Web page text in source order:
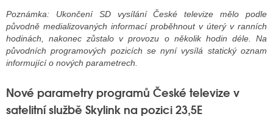
VYSÍLAČE
INTERNET
RÁDIA
Poznámka: Ukončení SD vysílání České televize mělo podle
původně medializovaných informací proběhnout v úterý v ranních
hodinách, nakonec zůstalo v provozu o několik hodin déle. Na
původních programových pozicích se nyní vysílá statický oznam
informující o nových parametrech.
Nové parametry programů České televize v
satelitní službě Skylink na pozici 23,5E